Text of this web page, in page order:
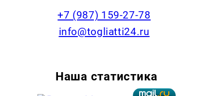
+7 (987) 159-27-78
info@togliatti24.ru
Наша статистика